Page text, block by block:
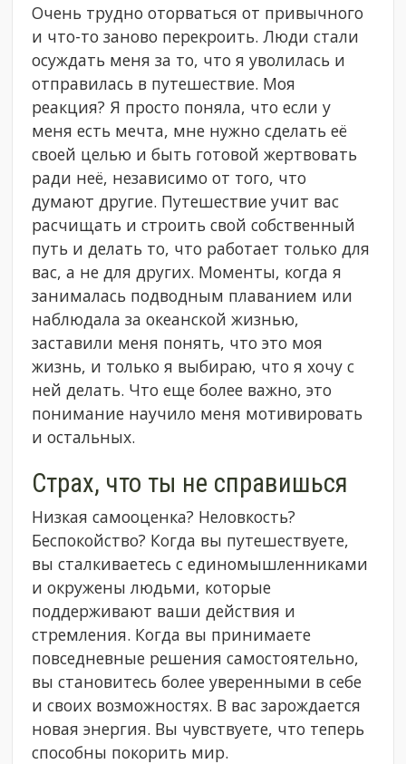
Очень трудно оторваться от привычного
и что-то заново перекроить. Люди стали
осуждать меня за то, что я уволилась и
отправилась в путешествие. Моя
реакция? Я просто поняла, что если у
меня есть мечта, мне нужно сделать её
своей целью и быть готовой жертвовать
ради неё, независимо от того, что
думают другие. Путешествие учит вас
расчищать и строить свой собственный
путь и делать то, что работает только для
вас, а не для других. Моменты, когда я
занималась подводным плаванием или
наблюдала за океанской жизнью,
заставили меня понять, что это моя
жизнь, и только я выбираю, что я хочу с
ней делать. Что еще более важно, это
понимание научило меня мотивировать
и остальных.
Страх, что ты не справишься
Низкая самооценка? Неловкость?
Беспокойство? Когда вы путешествуете,
вы сталкиваетесь с единомышленниками
и окружены людьми, которые
поддерживают ваши действия и
стремления. Когда вы принимаете
повседневные решения самостоятельно,
вы становитесь более уверенными в себе
и своих возможностях. В вас зарождается
новая энергия. Вы чувствуете, что теперь
способны покорить мир.